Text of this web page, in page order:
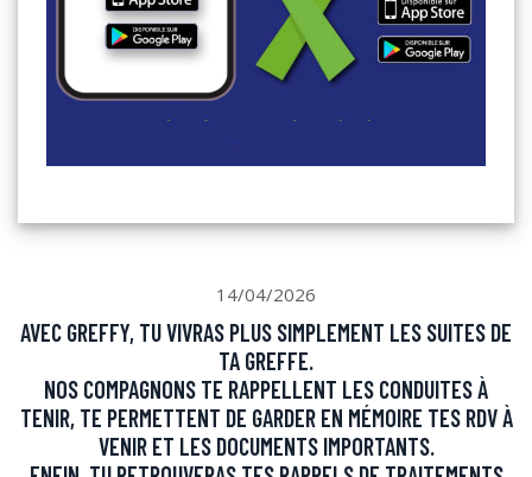
14/04/2026
AVEC GREFFY, TU VIVRAS PLUS SIMPLEMENT LES SUITES DE
TA GREFFE.
NOS COMPAGNONS TE RAPPELLENT LES CONDUITES À
TENIR, TE PERMETTENT DE GARDER EN MÉMOIRE TES RDV À
VENIR ET LES DOCUMENTS IMPORTANTS.